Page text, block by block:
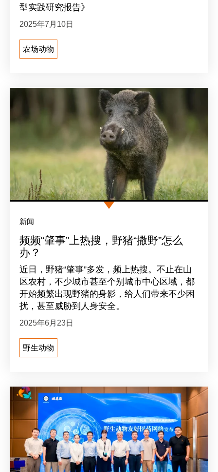
2025年7月10日
型实践研究报告》
农场动物
频频“肇事”上热搜，野猪“撒野”怎么
办？
新闻
2025年6月23日
近日，野猪“肇事”多发，频上热搜。不止在山
区农村，不少城市甚至个别城市中心区域，都
开始频繁出现野猪的身影，给人们带来不少困
扰，甚至威胁到人身安全。
野生动物